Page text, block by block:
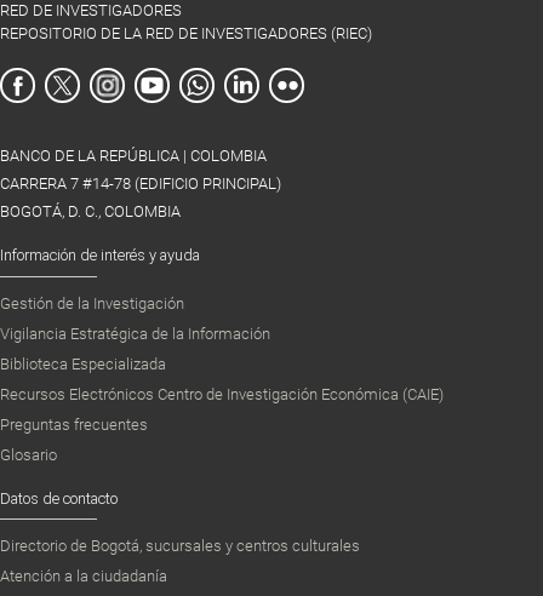
RED DE INVESTIGADORES
REPOSITORIO DE LA RED DE INVESTIGADORES (RIEC)
BANCO DE LA REPÚBLICA | COLOMBIA
CARRERA 7 #14-78 (EDIFICIO PRINCIPAL)
BOGOTÁ, D. C., COLOMBIA
Información de interés y ayuda
Gestión de la Investigación
Vigilancia Estratégica de la Información
Biblioteca Especializada
Recursos Electrónicos Centro de Investigación Económica (CAIE)
Preguntas frecuentes
Glosario
Datos de contacto
Directorio de Bogotá, sucursales y centros culturales
Atención a la ciudadanía